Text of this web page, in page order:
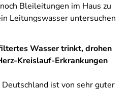
Bleileitungen im Haus zu
Leitungswasser untersuchen
Wasser trinkt, drohen
Kreislauf-Erkrankungen
ist von sehr guter